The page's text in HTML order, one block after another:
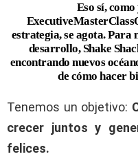
Eso sí,
estrategia, se agota. Para
desarrollo, Shake
encontrando nuevos
de cómo hacer
Tenemos un objetivo:
crecer juntos y
felices.